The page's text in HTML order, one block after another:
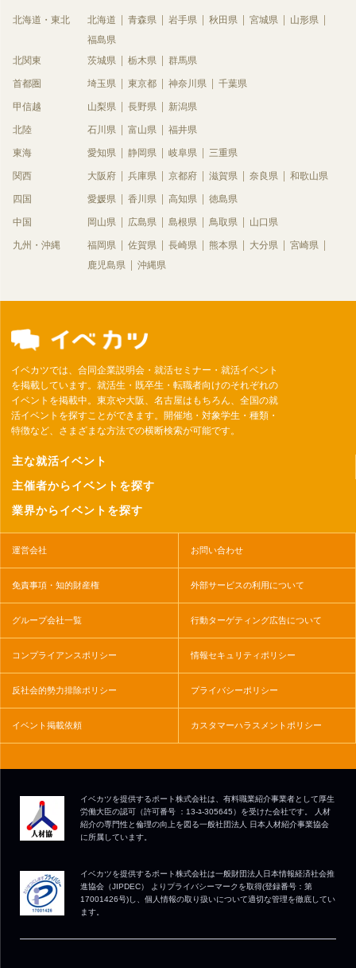
北海道・東北 北海道 青森県 岩手県 秋田県 宮城県
山形県
福島県
北関東
茨城県 栃木県 群馬県
首都圏 埼玉県 東京都 神奈川県 千葉県
甲信越 山梨県 長野県 新潟県
北陸 石川県 富山県 福井県
東海 愛知県 静岡県 岐阜県 三重県
関西 大阪府 兵庫県 京都府 滋賀県 奈良県 和歌山県
四国 愛媛県 香川県 高知県 徳島県
中国 岡山県 広島県 島根県 鳥取県 山口県
九州・沖縄 福岡県 佐賀県 長崎県 熊本県 大分県
宮崎県
鹿児島県
沖縄県
イベカツでは、合同企業説明会・就活セミナー・就活イベント
を掲載しています。就活生・既卒生・転職者向けのそれぞれの
イベントを掲載中。東京や大阪、名古屋はもちろん、全国の就
活イベントを探すことができます。開催地・対象学生・種類・
特徴など、さまざまな方法での横断検索が可能です。
主な就活イベント
主催者からイベントを探す
業界からイベントを探す
運営会社 お問い合わせ
免責事項・知的財産権 外部サービスの利用について
グループ会社一覧 行動ターゲティング広告について
コンプライアンスポリシー 情報セキュリティポリシー
反社会的勢力排除ポリシー プライバシーポリシー
イベント掲載依頼 カスタマーハラスメントポリシー